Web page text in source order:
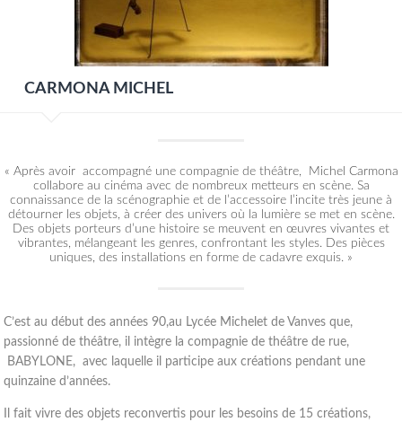
CARMONA MICHEL
« Après avoir accompagné une compagnie de théâtre, Michel Carmona
collabore au cinéma avec de nombreux metteurs en scène. Sa
connaissance de la scénographie et de l’accessoire l’incite très jeune à
détourner les objets, à créer des univers où la lumière se met en scène.
Des objets porteurs d’une histoire se meuvent en œuvres vivantes et
vibrantes, mélangeant les genres, confrontant les styles. Des pièces
uniques, des installations en forme de cadavre exquis. »
C’est au début des années 90,au Lycée Michelet de Vanves que,
passionné de théâtre, il intègre la compagnie de théâtre de rue,
BABYLONE, avec laquelle il participe aux créations pendant une
quinzaine d’années.
Il fait vivre des objets reconvertis pour les besoins de 15 créations,